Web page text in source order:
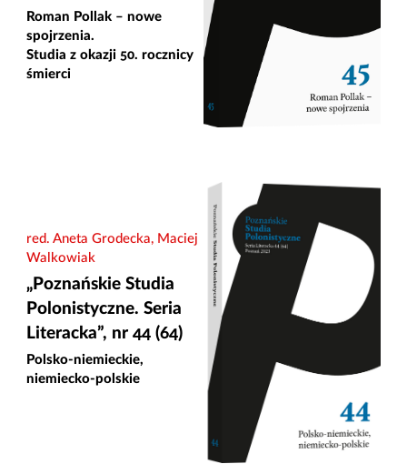
Roman Pollak – nowe
spojrzenia.
Studia z okazji 50. rocznicy
śmierci
red. Aneta Grodecka, Maciej
Walkowiak
„Poznańskie Studia
Polonistyczne. Seria
Literacka”, nr 44 (64)
Polsko-niemieckie,
niemiecko-polskie